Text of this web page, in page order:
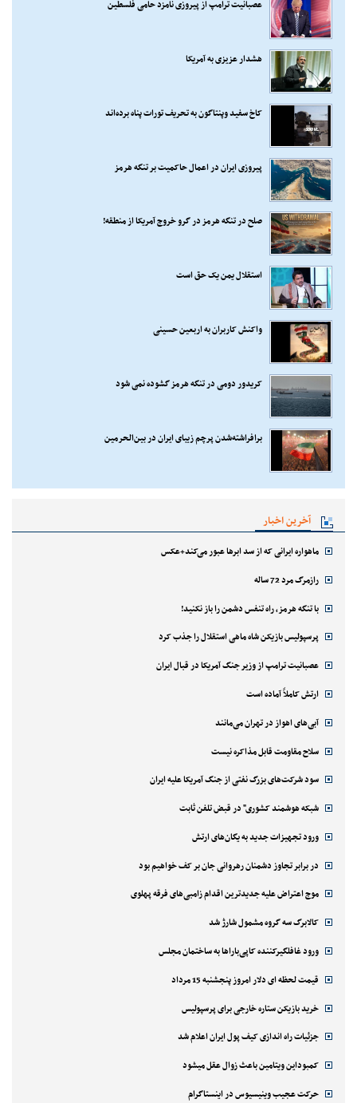
عصبانیت ترامپ از پیروزی نامزد حامی فلسطین
هشدار عزیزی به آمریکا
کاخ سفید وپنتاگون به تحریف تورات پناه برده‌اند
پیروزی ایران در اعمال حاکمیت بر تنگه هرمز
صلح در تنگه هرمز در گرو خروج آمریکا از منطقه!
استقلال یمن یک حق است
واکنش کاربران به اربعین حسینی
کریدور دومی در تنگه هرمز گشوده نمی شود
برافراشته‌شدن پرچم زیبای ایران در بین‌الحرمین
آخرین اخبار
ماهواره ایرانی که از سد ابرها عبور می‌کند+عکس
رازمرگ مرد 72 ساله
با تنگه هرمز، راه تنفس دشمن را باز نکنید!
پرسپولیس بازیکن شاه ماهی استقلال را جذب کرد
عصبانیت ترامپ از وزیر جنگ آمریکا در قبال ایران
ارتش کاملاً آماده است
آبی‌های اهواز در تهران می‌مانند
سلاح مقاومت قابل مذاکره نیست
سود شرکت‌های بزرگ نفتی از جنگ آمریکا علیه ایران
شبکه هوشمند کشوری" در قبض تلفن ثابت
ورود تجهیزات جدید به یگان‌های ارتش
در برابر تجاوز دشمنان رهروانی جان بر کف خواهیم بود
موج اعتراض علیه جدیدترین اقدام زامبی‌های فرقه پهلوی
کالابرگ سه گروه مشمول شارژ شد
ورود غافلگیرکننده کاپی‌باراها به ساختمان مجلس
قیمت لحظه ای دلار امروز پنجشنبه 15 مرداد
خرید بازیکن ستاره خارجی برای پرسپولیس
جزئیات راه اندازی کیف پول ایران اعلام شد
کمبوداین ویتامین باعث زوال عقل میشود
حرکت عجیب وینیسیوس در اینستاگرام